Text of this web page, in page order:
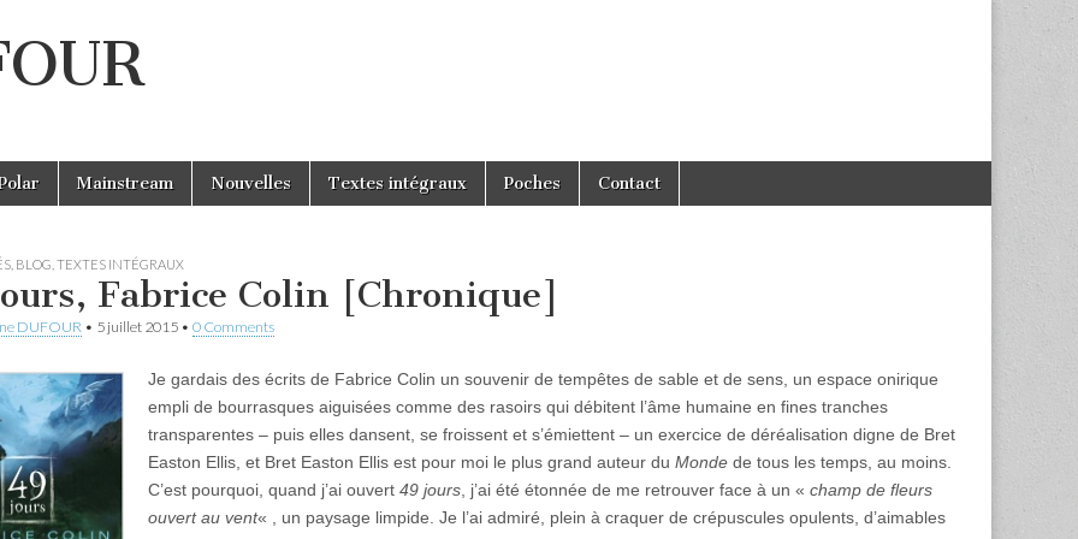
Mainstream Nouvelles Textes intégraux Poches Contact
BLOG TEXTES INTÉGRAUX
Fabrice Colin [Chronique]
DUFOUR • 5 juillet 2015 • 0 Comments
Je gardais des écrits de Fabrice Colin un souvenir de tempêtes de sable et de sens, un espace onirique
empli de bourrasques aiguisées comme des rasoirs qui débitent l’âme humaine en fines tranches
transparentes – puis elles dansent, se froissent et s’émiettent – un exercice de déréalisation digne de Bret
Easton Ellis, et Bret Easton Ellis est pour moi le plus grand auteur du Monde de tous les temps, au moins.
C’est pourquoi, quand j’ai ouvert 49 jours , j’ai été étonnée de me retrouver face à un « champ de fleurs
ouvert au vent« , un paysage limpide. Je l’ai admiré, plein à craquer de crépuscules opulents, d’aimables